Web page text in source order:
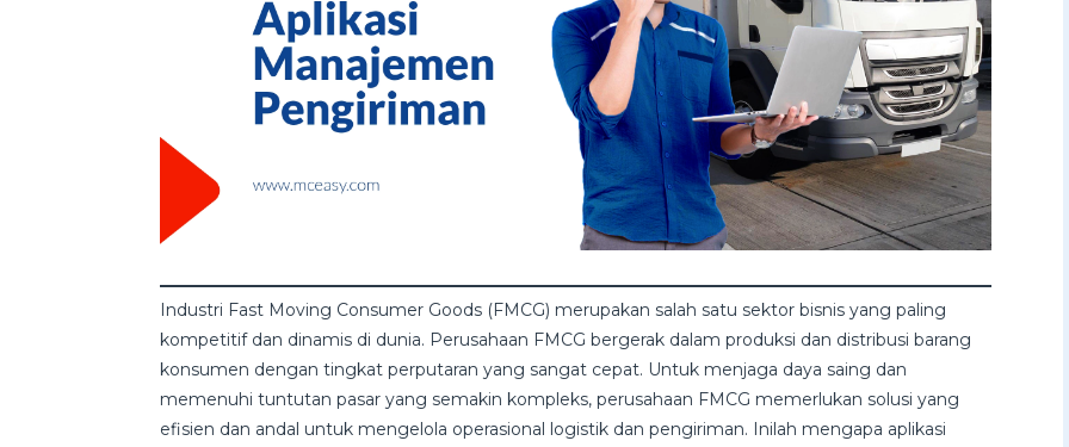
Industri Fast Moving Consumer Goods (FMCG) merupakan salah satu sektor bisnis yang paling
kompetitif dan dinamis di dunia. Perusahaan FMCG bergerak dalam produksi dan distribusi barang
konsumen dengan tingkat perputaran yang sangat cepat. Untuk menjaga daya saing dan
memenuhi tuntutan pasar yang semakin kompleks, perusahaan FMCG memerlukan solusi yang
efisien dan andal untuk mengelola operasional logistik dan pengiriman. Inilah mengapa aplikasi